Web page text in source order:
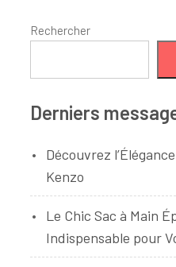
Rechercher
Derniers
Découvrez
Kenzo
Le Chic Sac à Main
Indispensable pour